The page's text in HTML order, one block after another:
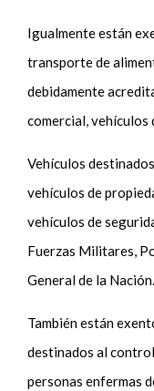
Igualmente están
transporte de
debidamente
comercial, vehículos
Vehículos
vehículos de
vehículos de
Fuerzas Militares,
General de la Nación.
También están
destinados al
personas enfermas